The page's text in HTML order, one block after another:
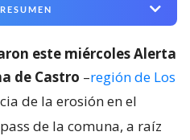
este miércoles Alerta
de Castro –región de Los
de la erosión en el
de la comuna, a raíz